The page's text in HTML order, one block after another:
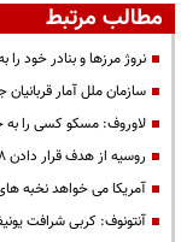
مطالب مرتبط
نروژ مرزها و بنادر خود
سازمان ملل آمار
لاوروف: مسکو کسی را
روسیه از هدف قرار دادن ۳۸ مقر نظامی اوکراین خبر داد
آمریکا می خواهد نخبه
آنتونوف: کربی شرافت